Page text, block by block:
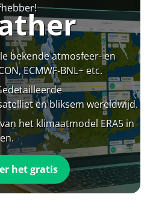
bekende atmosfeer- en
ECMWF-BNL+ etc.
en bliksem wereldwijd.
het klimaatmodel ERA5 in
het gratis